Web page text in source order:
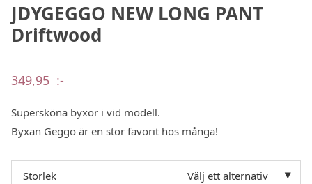
JDYGEGGO NEW LONG PANT
Driftwood
349,95 :-
Supersköna byxor i vid modell.
Byxan Geggo är en stor favorit hos många!
Storlek Välj ett alternativ